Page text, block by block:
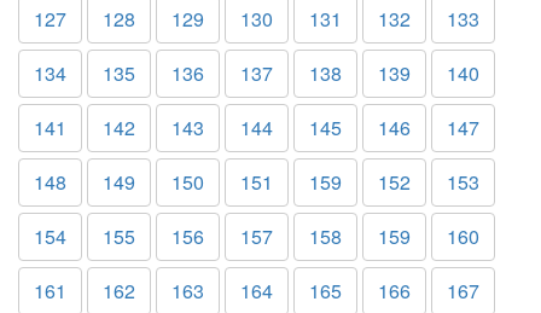
127
128 129 130 131 132
133
134
135 136 137 138 139
140
141
142 143 144 145 146
147
148
149 150 151 159 152
153
154
155 156 157 158 159
160
161
162 163 164 165 166
167